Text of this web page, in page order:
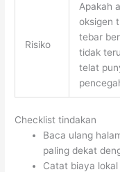
Risiko
Apakah
oksigen
tebar
tidak
telat
Checklist tindakan
Baca ulang
paling dekat
Catat biaya